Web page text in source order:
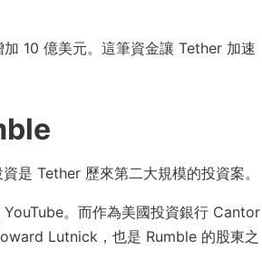
10 億美元。這筆資金讓 Tether 加速
是 Tether 歷來第二大規模的投資案。
。而作為美國投資銀行 Cantor
Lutnick，也是 Rumble 的股東之